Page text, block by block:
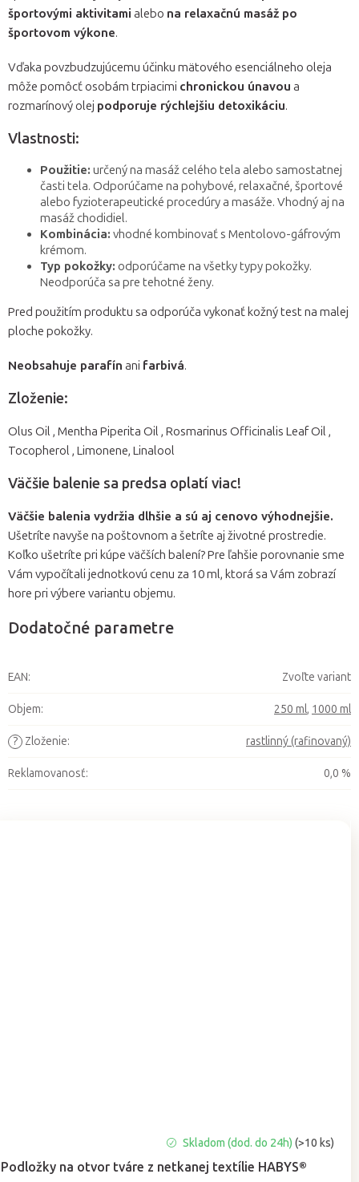
Podložky na otvor tváre z netkanej textílie HABYS®
hodnotenie
produktu
Skladom (dod. do 24h)(>10 ks)
športovými aktivitami alebo na relaxačnú masáž po
športovom výkone.
Vďaka povzbudzujúcemu účinku mätového esenciálneho oleja
môže pomôcť osobám trpiacimi chronickou únavou a
rozmarínový olej podporuje rýchlejšiu detoxikáciu.
Vlastnosti:
Použitie: určený na masáž celého tela alebo samostatnej
časti tela. Odporúčame na pohybové, relaxačné, športové
alebo fyzioterapeutické procedúry a masáže. Vhodný aj na
masáž chodidiel.
Kombinácia: vhodné kombinovať s Mentolovo-gáfrovým
krémom.
Typ pokožky: odporúčame na všetky typy pokožky.
Neodporúča sa pre tehotné ženy.
Pred použitím produktu sa odporúča vykonať kožný test na malej
ploche pokožky.
Neobsahuje parafín ani farbivá.
Zloženie:
Olus Oil , Mentha Piperita Oil , Rosmarinus Officinalis Leaf Oil ,
Tocopherol , Limonene, Linalool
Väčšie balenie sa predsa oplatí viac!
Väčšie balenia vydržia dlhšie a sú aj cenovo výhodnejšie.
Ušetríte navyše na poštovnom a šetríte aj životné prostredie.
Koľko ušetríte pri kúpe väčších balení? Pre ľahšie porovnanie sme
Vám vypočítali jednotkovú cenu za 10 ml, ktorá sa Vám zobrazí
hore pri výbere variantu objemu.
Dodatočné parametre
EAN: Zvoľte variant
Objem: 250 ml, 1000 ml
? Zloženie: rastlinný (rafinovaný)
Reklamovanosť: 0,0 %